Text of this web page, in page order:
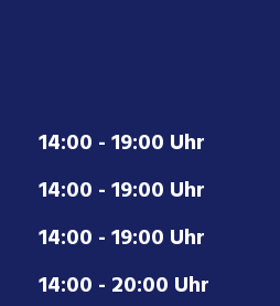
14:00 - 19:00 Uhr
14:00 - 19:00 Uhr
14:00 - 19:00 Uhr
14:00 - 20:00 Uhr